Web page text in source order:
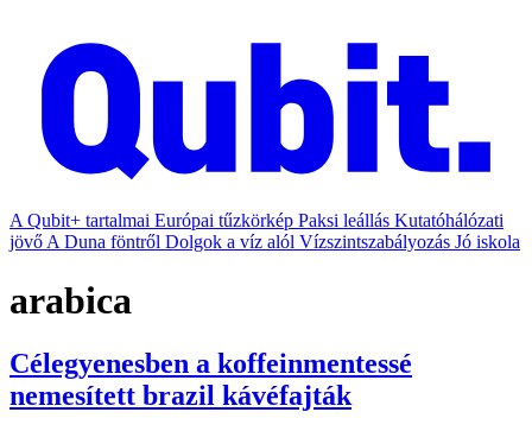
A Qubit+ tartalmai Európai tűzkörkép Paksi leállás Kutatóhálózati
jövő A Duna föntről Dolgok a víz alól Vízszintszabályozás Jó iskola
arabica
Célegyenesben a koffeinmentessé
nemesített brazil kávéfajták